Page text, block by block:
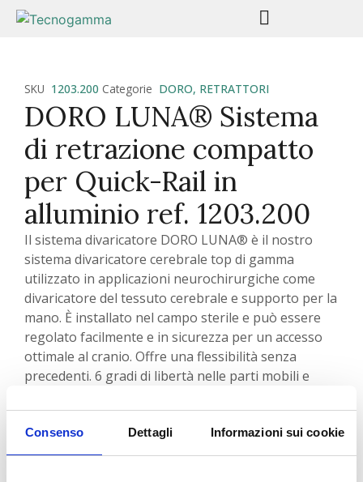
Consenso Dettagli Informazioni sui cookie
SKU 1203.200 Categorie DORO, RETRATTORI
DORO LUNA® Sistema
di retrazione compatto
per Quick-Rail in
alluminio ref. 1203.200
Il sistema divaricatore DORO LUNA® è il nostro
sistema divaricatore cerebrale top di gamma
utilizzato in applicazioni neurochirurgiche come
divaricatore del tessuto cerebrale e supporto per la
mano. È installato nel campo sterile e può essere
regolato facilmente e in sicurezza per un accesso
ottimale al cranio. Offre una flessibilità senza
precedenti. 6 gradi di libertà nelle parti mobili e
un accesso senza ostacoli al campo operatorio in
qualsiasi momento della procedura. È il nostro
sistema più flessibile e adattabile sul mercato. Per